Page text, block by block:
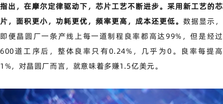
指出，在摩尔定律驱动下，芯片工艺不断进步。采用新工艺的芯
片，面积更小，功耗更优，频率更高，成本还更低。数据显示，
即便晶圆厂一条产线上每一道制程良率都高达99% ，但是经过
600道工序后，整体良率只有0.24% ，几乎为0。良率每提高
1%，对晶圆厂而言，就意味着多赚1.5亿美元。